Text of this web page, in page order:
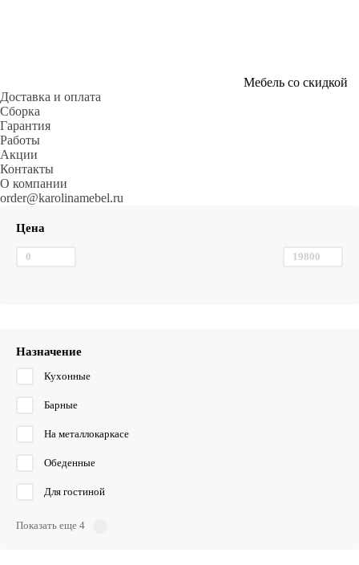
Мебель со скидкой
Доставка и оплата
Сборка
Гарантия
Работы
Акции
Контакты
О компании
order@karolinamebel.ru
Цена
Назначение
Кухонные
Барные
На металлокаркасе
Обеденные
Для гостиной
Показать еще 4